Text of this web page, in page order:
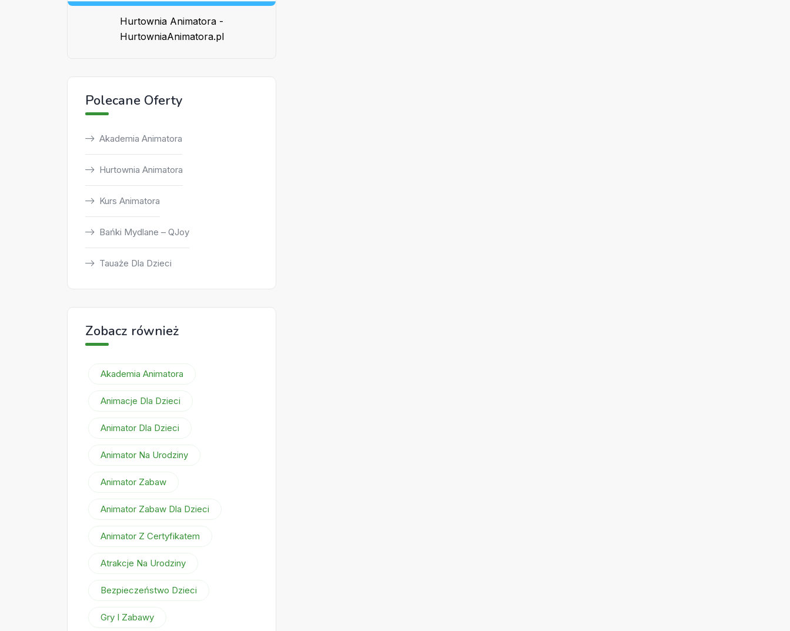
Hurtownia Animatora -
HurtowniaAnimatora.pl
Polecane Oferty
Akademia Animatora
Hurtownia Animatora
Kurs Animatora
Bańki Mydlane – QJoy
Tauaże Dla Dzieci
Zobacz również
Akademia Animatora
Animacje Dla Dzieci
Animator Dla Dzieci
Animator Na Urodziny
Animator Zabaw
Animator Zabaw Dla Dzieci
Animator Z Certyfikatem
Atrakcje Na Urodziny
Bezpieczeństwo Dzieci
Gry I Zabawy